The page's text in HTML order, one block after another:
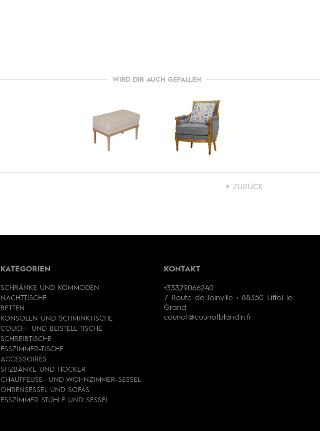
WIRD DIR AUCH GEFALLEN
ZURÜCK
KATEGORIEN
SCHRÄNKE UND KOMMODEN
NACHTTISCHE
BETTEN
KONSOLEN UND SCHMINKTISCHE
COUCH- UND BEISTELL-TISCHE
SCHREIBTISCHE
ESSZIMMER-TISCHE
ACCESSOIRES
SITZBÄNKE UND HOCKER
CHAUFFEUSE- UND WOHNZIMMER-SESSEL
OHRENSESSEL UND SOFAS
ESSZIMMER STÜHLE UND SESSEL
KONTAKT
+33329066240
7 Route de Joinville • 88350 Liffol le
Grand
counot@counotblandin.fr